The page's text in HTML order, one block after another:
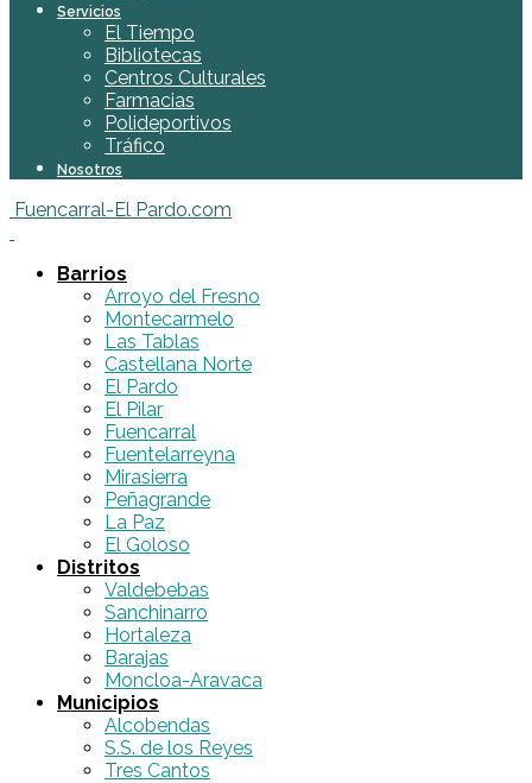
Servicios
El Tiempo
Bibliotecas
Centros Culturales
Farmacias
Polideportivos
Tráfico
Nosotros
Fuencarral-El Pardo.com
Barrios
Arroyo del Fresno
Montecarmelo
Las Tablas
Castellana Norte
El Pardo
El Pilar
Fuencarral
Fuentelarreyna
Mirasierra
Peñagrande
La Paz
El Goloso
Distritos
Valdebebas
Sanchinarro
Hortaleza
Barajas
Moncloa-Aravaca
Municipios
Alcobendas
S.S. de los Reyes
Tres Cantos